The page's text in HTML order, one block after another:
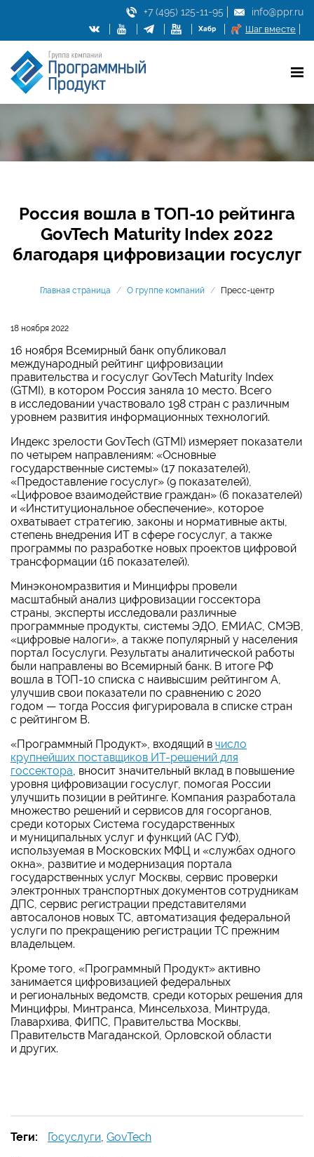
+7 (495) 125-11-95 info@ppr.ru
Шаг вместе
Россия вошла в ТОП-10 рейтинга
GovTech Maturity Index 2022
благодаря цифровизации госуслуг
Главная страница / О группе компаний / Пресс-центр
18 ноября 2022
16 ноября Всемирный банк опубликовал
международный рейтинг цифровизации
правительства и госуслуг GovTech Maturity Index
(GTMI), в котором Россия заняла 10 место. Всего
в исследовании участвовало 198 стран с различным
уровнем развития информационных технологий.
Индекс зрелости GovTech (GTMI) измеряет показатели
по четырем направлениям: «Основные
государственные системы» (17 показателей),
«Предоставление госуслуг» (9 показателей),
«Цифровое взаимодействие граждан» (6 показателей)
и «Институциональное обеспечение», которое
охватывает стратегию, законы и нормативные акты,
степень внедрения ИТ в сфере госуслуг, а также
программы по разработке новых проектов цифровой
трансформации (16 показателей).
Минэкономразвития и Минцифры провели
масштабный анализ цифровизации госсектора
страны, эксперты исследовали различные
программные продукты, системы ЭДО, ЕМИАС, СМЭВ,
«цифровые налоги», а также популярный у населения
портал Госуслуги. Результаты аналитической работы
были направлены во Всемирный банк. В итоге РФ
вошла в ТОП-10 списка с наивысшим рейтингом А,
улучшив свои показатели по сравнению с 2020
годом — тогда Россия фигурировала в списке стран
с рейтингом B.
«Программный Продукт», входящий в число
крупнейших поставщиков ИТ-решений для
госсектора, вносит значительный вклад в повышение
уровня цифровизации госуслуг, помогая России
улучшить позиции в рейтинге. Компания разработала
множество решений и сервисов для госорганов,
среди которых Система государственных
и муниципальных услуг и функций (АС ГУФ),
используемая в Московских МФЦ и «службах одного
окна», развитие и модернизация портала
государственных услуг Москвы, сервис проверки
электронных транспортных документов сотрудникам
ДПС, сервис регистрации представителями
автосалонов новых ТС, автоматизация федеральной
услуги по прекращению регистрации ТС прежним
владельцем.
Кроме того, «Программный Продукт» активно
занимается цифровизацией федеральных
и региональных ведомств, среди которых решения для
Минцифры, Минтранса, Минсельхоза, Минтруда,
Главархива, ФИПС, Правительства Москвы,
Правительств Магаданской, Орловской области
и других.
Теги: Госуслуги, GovTech